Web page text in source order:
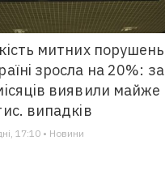
митних порушень
зросла на 20%: за
виявили майже
випадків
17:10 • Новини